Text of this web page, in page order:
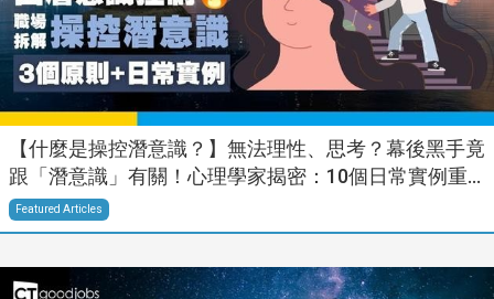
【什麼是操控潛意識？】無法理性、思考？幕後黑手竟
跟「潛意識」有關！心理學家揭密：10個日常實例重...
Featured Articles